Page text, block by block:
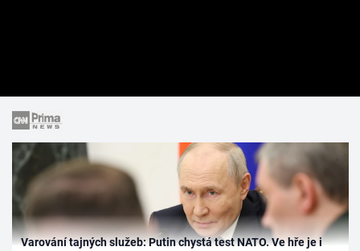
Varování tajných služeb: Putin chystá test NATO. Ve hře je i